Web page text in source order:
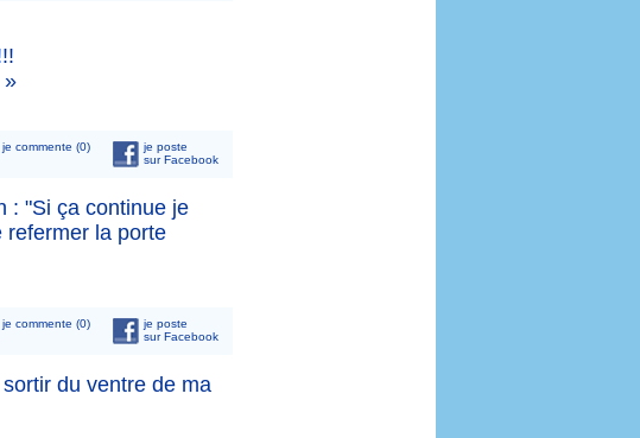
»
je commente (0)
je poste
sur Facebook
: "Si ça continue je
refermer la porte
je commente (0)
je poste
sur Facebook
du ventre de ma